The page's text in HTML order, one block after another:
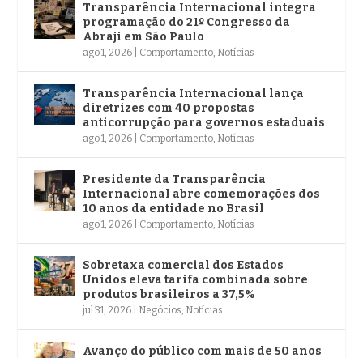
Transparência Internacional integra
programação do 21º Congresso da
Abraji em São Paulo
ago 1, 2026 Comportamento, Notícias
Transparência Internacional lança
diretrizes com 40 propostas
anticorrupção para governos estaduais
ago 1, 2026 Comportamento, Notícias
Presidente da Transparência
Internacional abre comemorações dos
10 anos da entidade no Brasil
ago 1, 2026 Comportamento, Notícias
Sobretaxa comercial dos Estados
Unidos eleva tarifa combinada sobre
produtos brasileiros a 37,5%
jul 31, 2026 Negócios, Notícias
Avanço do público com mais de 50 anos